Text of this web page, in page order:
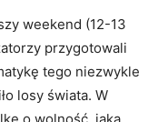
weekend (12-13
przygotowali
tego niezwykle
losy świata. W